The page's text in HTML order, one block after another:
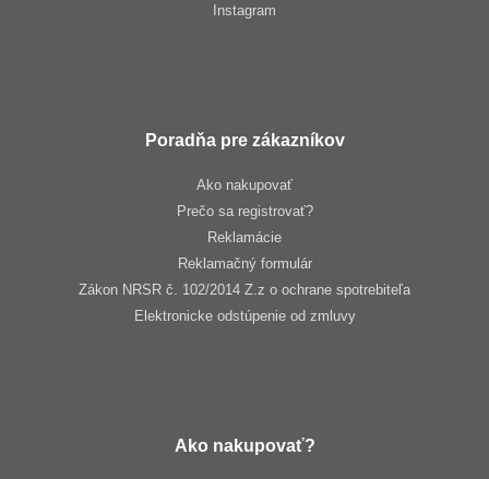
Instagram
Poradňa pre zákazníkov
Ako nakupovať
Prečo sa registrovať?
Reklamácie
Reklamačný formulár
Zákon NRSR č. 102/2014 Z.z o ochrane spotrebiteľa
Elektronicke odstúpenie od zmluvy
Ako nakupovať?